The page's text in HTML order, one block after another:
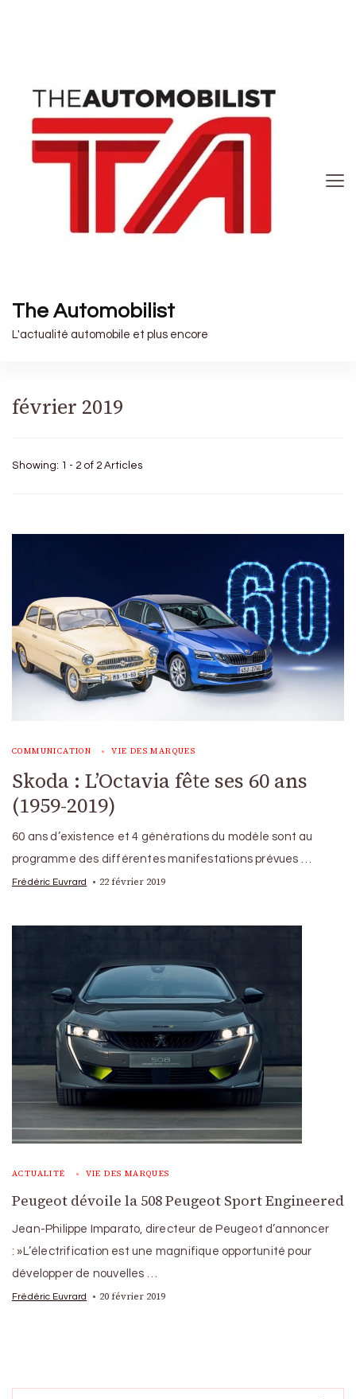
The Automobilist
L'actualité automobile et plus encore
février 2019
Showing: 1 - 2 of 2 Articles
COMMUNICATION VIE DES MARQUES
Skoda : L’Octavia fête ses 60 ans
(1959-2019)
60 ans d’existence et 4 générations du modèle sont au
programme des différentes manifestations prévues …
Frédéric Euvrard 22 février 2019
ACTUALITÉ VIE DES MARQUES
Peugeot dévoile la 508 Peugeot Sport Engineered
Jean-Philippe Imparato, directeur de Peugeot d’annoncer
: »L’électrification est une magnifique opportunité pour
développer de nouvelles …
Frédéric Euvrard 20 février 2019